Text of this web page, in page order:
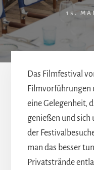
Strände,
Ausflugsziele
15.
Das Filmfestival
Filmvorführungen
eine Gelegenheit,
genießen und sich
der
man das besser
Privatstrände